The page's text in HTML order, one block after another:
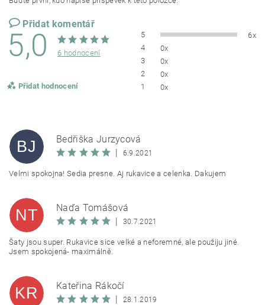
Přidat komentář
5,0 6 hodnocení
Přidat hodnocení
5
6x
4
0x
3
0x
2
0x
1
0x
BJ
Bedřiška Jurzycová
6.9.2021
Velmi spokojna! Sedia presne. Aj rukavice a celenka. Dakujem
NT
Naďa Tomášová
30.7.2021
Šaty jsou super. Rukavice sice velké a neforemné, ale použiju jiné.
Jsem spokojená- maximálně.
KR
Kateřina Rákočí
28.1.2019